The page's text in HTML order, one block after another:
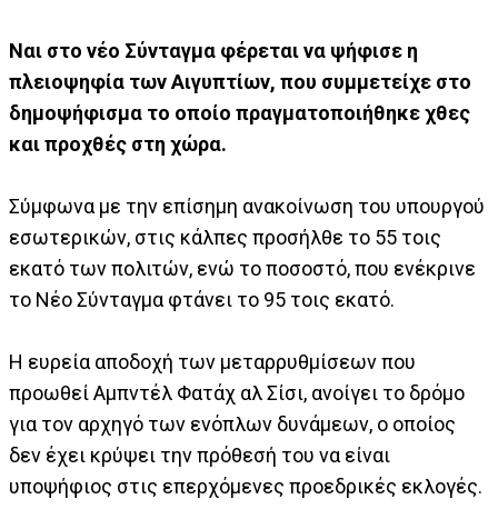
Ναι στο νέο Σύνταγμα φέρεται να ψήφισε η
πλειοψηφία των Αιγυπτίων, που συμμετείχε στο
δημοψήφισμα το οποίο πραγματοποιήθηκε χθες
και προχθές στη χώρα.
Σύμφωνα με την επίσημη ανακοίνωση του υπουργού
εσωτερικών, στις κάλπες προσήλθε το 55 τοις
εκατό των πολιτών, ενώ το ποσοστό, που ενέκρινε
το Νέο Σύνταγμα φτάνει το 95 τοις εκατό.
Η ευρεία αποδοχή των μεταρρυθμίσεων που
προωθεί Αμπντέλ Φατάχ αλ Σίσι, ανοίγει το δρόμο
για τον αρχηγό των ενόπλων δυνάμεων, ο οποίος
δεν έχει κρύψει την πρόθεσή του να είναι
υποψήφιος στις επερχόμενες προεδρικές εκλογές.